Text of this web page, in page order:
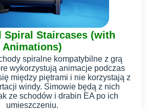
Spiral Staircases (with
Animations)
spiralne kompatybilne z grą
wykorzystują animacje podczas
między piętrami i nie korzystają z
windy. Simowie będą z nich
ze schodów i drabin EA po ich
umieszczeniu.